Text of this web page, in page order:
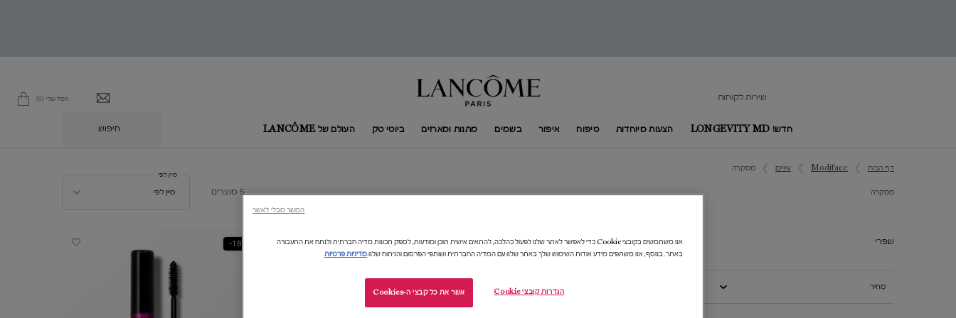
שירות לקוחות הסל שלי 0 0 מוצר בסל
חדש! LONGEVITY MD הצעות מיוחדות טיפוח איפור בשמים מתנות ומארזים ביוטי טק העולם של​ LANCÔME​ חיפוש
דף הבית
Modiface עיניים מסקרה
מסקרה 5 מוצרים
מיין לפי
מיין לפי
מיין לפי
שפרי
מְחִיר
18%-
18%-
18%-
אנו משתמשים בקובצי Cookie כדי לאפשר לאתר שלנו לפעול כהלכה, להתאים אישית תוכן ומודעות, לספק תכונות מדיה חברתית ולנתח את התעבורה
באתר. בנוסף, אנו משתפים מידע אודות השימוש שלך באתר שלנו עם המדיה החברתית ושותפי הפרסום והניתוח שלנו.מדיניות פרטיות
הגדרות קובצי Cookie אשר את כל קבצי ה-Cookies
המשך מבלי לאשר